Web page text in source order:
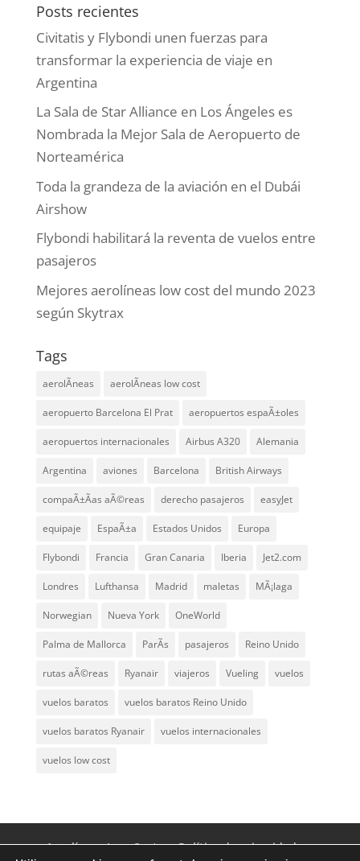
Posts recientes
Civitatis y Flybondi unen fuerzas para
transformar la experiencia de viaje en
Argentina
La Sala de Star Alliance en Los Ángeles es
Nombrada la Mejor Sala de Aeropuerto de
Norteamérica
Toda la grandeza de la aviación en el Dubái
Airshow
Flybondi habilitará la reventa de vuelos entre
pasajeros
Mejores aerolíneas low cost del mundo 2023
según Skytrax
Tags
aerolÃ­neas aerolÃ­neas low cost
aeropuerto Barcelona El Prat aeropuertos espaÃ±oles
aeropuertos internacionales Airbus A320 Alemania
Argentina aviones Barcelona British Airways
compaÃ±Ã­as aÃ©reas derecho pasajeros easyJet
equipaje EspaÃ±a Estados Unidos Europa
Flybondi Francia Gran Canaria Iberia Jet2.com
Londres Lufthansa Madrid maletas MÃ¡laga
Norwegian Nueva York OneWorld
Palma de Mallorca ParÃ­s pasajeros Reino Unido
rutas aÃ©reas Ryanair viajeros Vueling vuelos
vuelos baratos vuelos baratos Reino Unido
vuelos baratos Ryanair vuelos internacionales
vuelos low cost
Aerolíneas Low Cost
Política de privacidad